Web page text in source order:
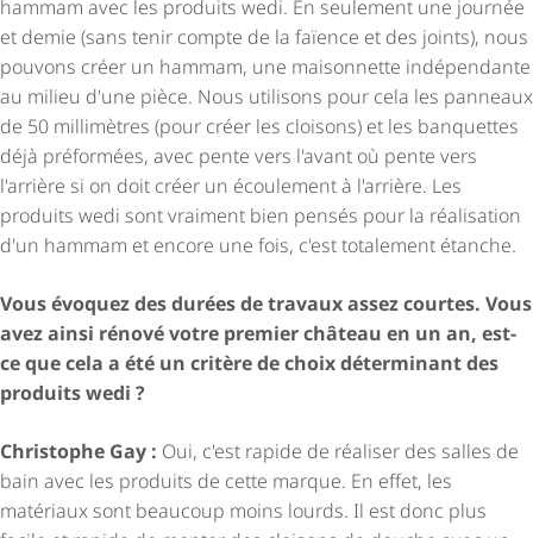
hammam avec les produits wedi. En seulement une journée
et demie (sans tenir compte de la faïence et des joints), nous
pouvons créer un hammam, une maisonnette indépendante
au milieu d'une pièce. Nous utilisons pour cela les panneaux
de 50 millimètres (pour créer les cloisons) et les banquettes
déjà préformées, avec pente vers l'avant où pente vers
l'arrière si on doit créer un écoulement à l'arrière. Les
produits wedi sont vraiment bien pensés pour la réalisation
d'un hammam et encore une fois, c'est totalement étanche.
Vous évoquez des durées de travaux assez courtes. Vous
avez ainsi rénové votre premier château en un an, est-
ce que cela a été un critère de choix déterminant des
produits wedi ?
Christophe Gay : Oui, c'est rapide de réaliser des salles de
bain avec les produits de cette marque. En effet, les
matériaux sont beaucoup moins lourds. Il est donc plus